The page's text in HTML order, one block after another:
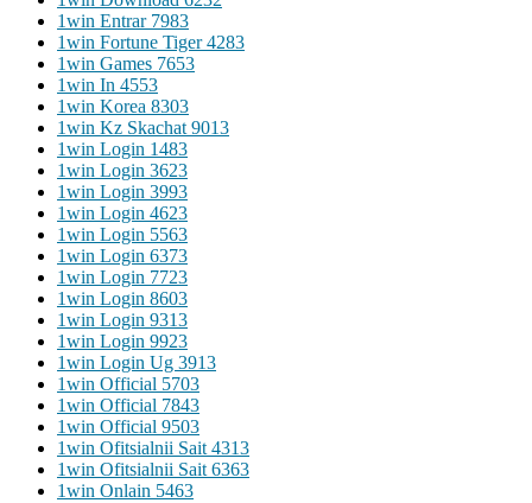
1win Entrar 7983
1win Fortune Tiger 4283
1win Games 7653
1win In 4553
1win Korea 8303
1win Kz Skachat 9013
1win Login 1483
1win Login 3623
1win Login 3993
1win Login 4623
1win Login 5563
1win Login 6373
1win Login 7723
1win Login 8603
1win Login 9313
1win Login 9923
1win Login Ug 3913
1win Official 5703
1win Official 7843
1win Official 9503
1win Ofitsialnii Sait 4313
1win Ofitsialnii Sait 6363
1win Onlain 5463